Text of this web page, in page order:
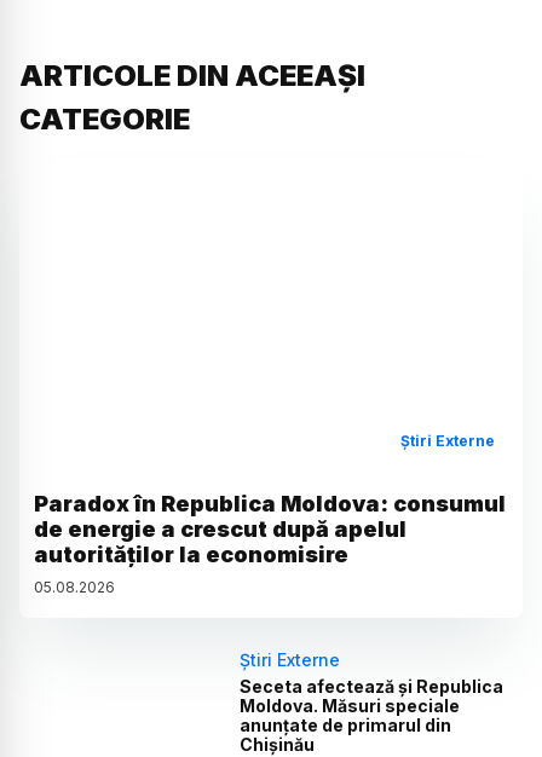
ARTICOLE DIN ACEEAȘI
CATEGORIE
Știri Externe
Paradox în Republica Moldova: consumul
de energie a crescut după apelul
autorităților la economisire
05.08.2026
Știri Externe
Seceta afectează și Republica
Moldova. Măsuri speciale
anunțate de primarul din
Chișinău